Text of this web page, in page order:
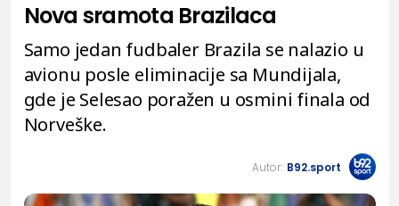
Nova sramota Brazilaca
Samo jedan fudbaler Brazila se nalazio u
avionu posle eliminacije sa Mundijala,
gde je Selesao poražen u osmini finala od
Norveške.
Autor: B92.sport